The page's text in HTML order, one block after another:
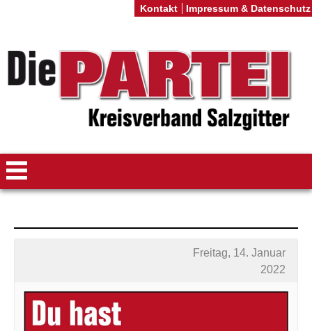
Freitag, 14. Januar
2022
Kontakt Impressum & Datenschutz